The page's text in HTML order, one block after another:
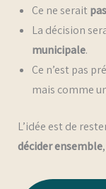
Ce ne serait
La décision
municipale.
Ce n’est pas
mais comme
L’idée est de
décider ensemble